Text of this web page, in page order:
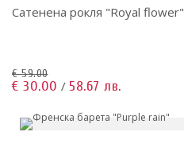
Сатенена рокля "Royal flower"
€ 59.00
€ 30.00 / 58.67 лв.